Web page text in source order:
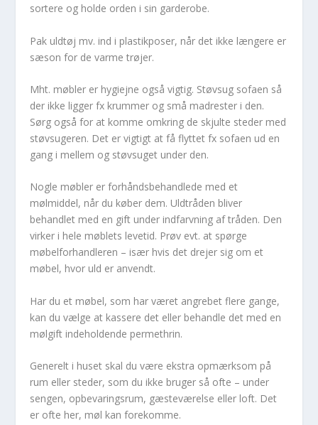
sortere og holde orden i sin garderobe.
Pak uldtøj mv. ind i plastikposer, når det ikke længere er
sæson for de varme trøjer.
Mht. møbler er hygiejne også vigtig. Støvsug sofaen så
der ikke ligger fx krummer og små madrester i den.
Sørg også for at komme omkring de skjulte steder med
støvsugeren. Det er vigtigt at få flyttet fx sofaen ud en
gang i mellem og støvsuget under den.
Nogle møbler er forhåndsbehandlede med et
mølmiddel, når du køber dem. Uldtråden bliver
behandlet med en gift under indfarvning af tråden. Den
virker i hele møblets levetid. Prøv evt. at spørge
møbelforhandleren – især hvis det drejer sig om et
møbel, hvor uld er anvendt.
Har du et møbel, som har været angrebet flere gange,
kan du vælge at kassere det eller behandle det med en
mølgift indeholdende permethrin.
Generelt i huset skal du være ekstra opmærksom på
rum eller steder, som du ikke bruger så ofte – under
sengen, opbevaringsrum, gæsteværelse eller loft. Det
er ofte her, møl kan forekomme.